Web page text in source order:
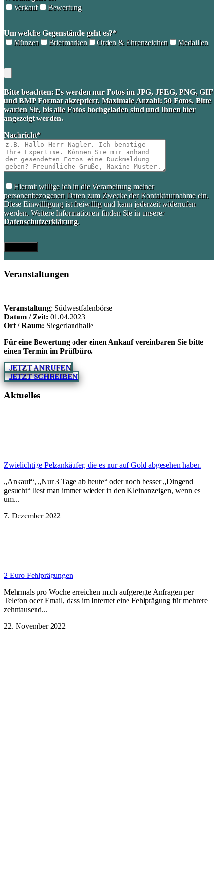
Verkauf
Bewertung
leave
this
Um welche Gegenstände geht es?*
Münzen
Briefmarken Orden & Ehrenzeichen Medaillen
Bitte beachten: Es werden nur Fotos im JPG, JPEG, PNG, GIF
und BMP Format akzeptiert. Maximale Anzahl: 50 Fotos. Bitte
warten Sie, bis alle Fotos hochgeladen sind und Ihnen hier
angezeigt werden.
Nachricht*
Hiermit willige ich in die Verarbeitung meiner
personenbezogenen Daten zum Zwecke der Kontaktaufnahme ein.
Diese Einwilligung ist freiwillig und kann jederzeit widerrufen
werden. Weitere Informationen finden Sie in unserer
Datenschutzerklärung.
Veranstaltungen
Veranstaltung: Südwestfalenbörse
Datum / Zeit: 01.04.2023
Ort / Raum: Siegerlandhalle
Für eine Bewertung oder einen Ankauf vereinbaren Sie bitte
einen Termin im Prüfbüro.
JETZT ANRUFEN
JETZT SCHREIBEN
Aktuelles
Zwielichtige Pelzankäufer, die es nur auf Gold abgesehen haben
„Ankauf“, „Nur 3 Tage ab heute“ oder noch besser „Dingend
gesucht“ liest man immer wieder in den Kleinanzeigen, wenn es
um...
7. Dezember 2022
2 Euro Fehlprägungen
Mehrmals pro Woche erreichen mich aufgeregte Anfragen per
Telefon oder Email, dass im Internet eine Fehlprägung für mehrere
zehntausend...
22. November 2022